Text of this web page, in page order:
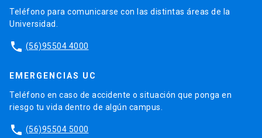
Teléfono para comunicarse con las distintas áreas de la
Universidad.
phone (56)95504 4000
EMERGENCIAS UC
Teléfono en caso de accidente o situación que ponga en
riesgo tu vida dentro de algún campus.
phone (56)95504 5000